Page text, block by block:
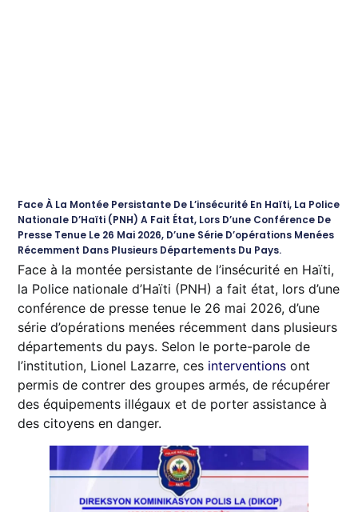
Face À La Montée Persistante De L’insécurité En Haïti, La Police
Nationale D’Haïti (PNH) A Fait État, Lors D’une Conférence De
Presse Tenue Le 26 Mai 2026, D’une Série D’opérations Menées
Récemment Dans Plusieurs Départements Du Pays.
Face à la montée persistante de l’insécurité en Haïti,
la Police nationale d’Haïti (PNH) a fait état, lors d’une
conférence de presse tenue le 26 mai 2026, d’une
série d’opérations menées récemment dans plusieurs
départements du pays. Selon le porte-parole de
l’institution, Lionel Lazarre, ces interventions ont
permis de contrer des groupes armés, de récupérer
des équipements illégaux et de porter assistance à
des citoyens en danger.